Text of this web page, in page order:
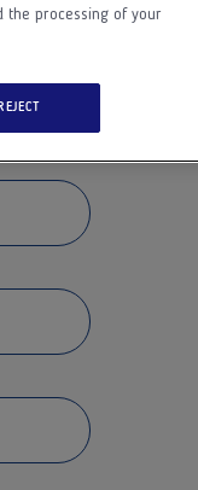
the processing of your